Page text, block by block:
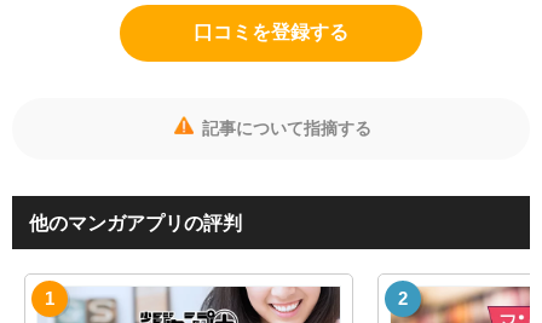
口コミを登録する
記事について指摘する
他のマンガアプリの評判